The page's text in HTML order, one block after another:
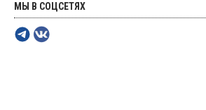
МЫ В СОЦСЕТЯХ